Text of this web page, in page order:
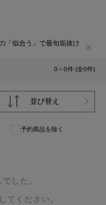
「似合う」で最旬垢抜け
0～0件 (全0件)
並び替え
予約商品を除く
した。
てください。